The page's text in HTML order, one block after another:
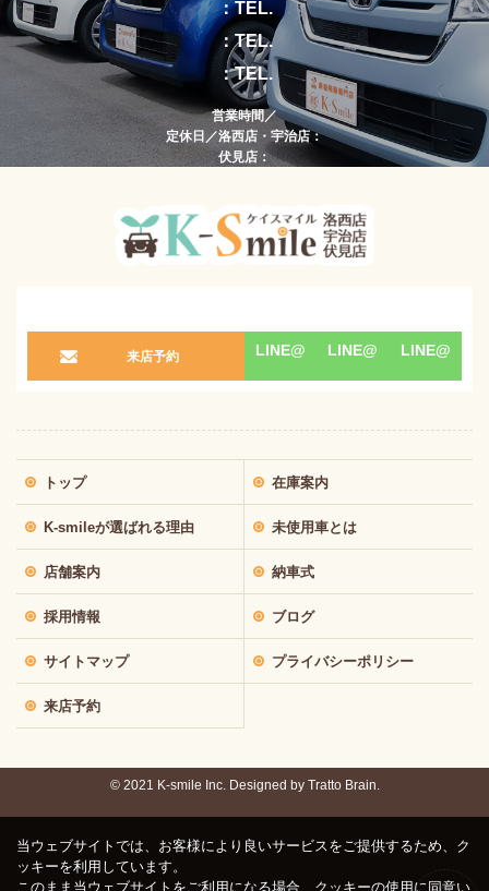
：TEL.
：TEL.
：TEL.
営業時間／
定休日／洛西店・宇治店：
伏見店：
来店予約 LINE@ LINE@ LINE@
トップ 在庫案内
K-smileが選ばれる理由 未使用車とは
店舗案内 納車式
採用情報 ブログ
サイトマップ プライバシーポリシー
来店予約
© 2021 K-smile Inc. Designed by Tratto Brain.
当ウェブサイトでは、お客様により良いサービスをご提供するため、ク
ッキーを利用しています。
このまま当ウェブサイトをご利用になる場合、クッキーの使用に同意い